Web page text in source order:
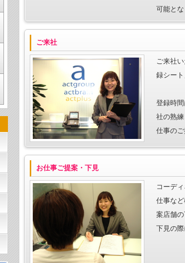
可能とな
ご来社
ご来社
録シー
登録時
社の熟
仕事のご
お仕事ご提案・下見
コーデ
仕事な
案店舗
下見の